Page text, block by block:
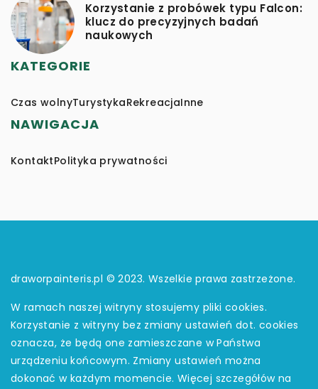
Korzystanie z probówek typu Falcon:
klucz do precyzyjnych badań
naukowych
KATEGORIE
Czas wolnyTurystykaRekreacjaInne
NAWIGACJA
KontaktPolityka prywatności
draworpainteris.pl © 2023. Wszelkie prawa zastrzeżone.
W ramach naszej witryny stosujemy pliki cookies.
Korzystanie z witryny bez zmiany ustawień dot. cookies
oznacza, że będą one zamieszczane w Państwa
urządzeniu końcowym. Zmiany ustawień można
dokonać w każdym momencie. Więcej szczegółów na